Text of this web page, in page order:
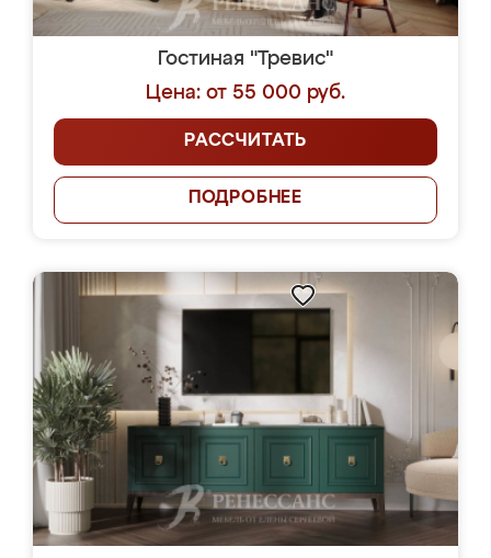
Гостиная "Тревис"
Цена: от 55 000 руб.
РАССЧИТАТЬ
ПОДРОБНЕЕ